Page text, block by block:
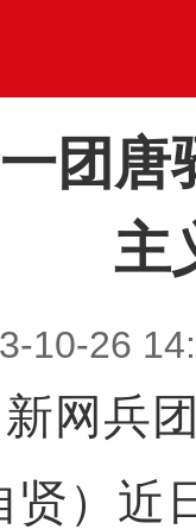
团唐
主
10-26
兵团
贤）近